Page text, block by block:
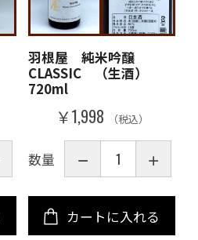
羽根屋 純米吟醸
CLASSIC （生酒）
720ml
￥1,998 （税込）
数量
カートに入れる